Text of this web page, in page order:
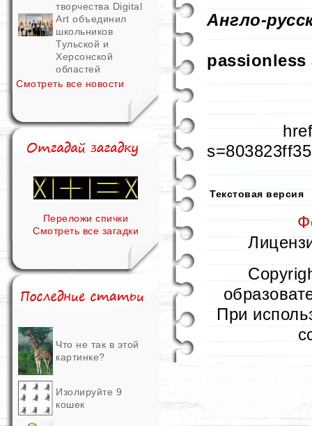
творчества Digital
Art объединил
школьников
Тульской и
Херсонской
областей
Смотреть все новости
Переложи спички
Смотреть все загадки
Что не так в этой
картинке?
Изолируйте 9
кошек
Англо-
Текстовая версия
При